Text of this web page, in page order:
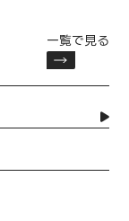
一覧で見る